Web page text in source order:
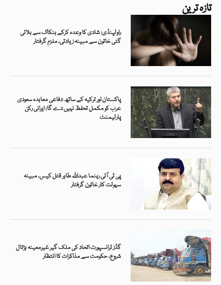
تازہ ترین
راولپنڈی: شادی کا وعدہ کرکے بنکاک سے بلائی
گئی خاتون سے مبینہ زیادتی، ملزم گرفتار
پاکستان اور ترکیہ کے ساتھ دفاعی معاہدہ سعودی
عرب کو مکمل تحفظ نہیں دے گا: ایرانی رکن
پارلیمنٹ
پی ٹی آئی رہنما عبداللہ طاہر قتل کیس، مبینہ
سہولت کار خاتون گرفتار
گڈز ٹرانسپورٹ اتحاد کی ملک گیر غیرمعینہ ہڑتال
شروع، حکومت سے مذاکرات کا انتظار